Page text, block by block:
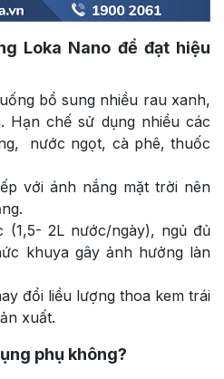
Loka Nano để đạt hiệu
bổ sung nhiều rau xanh,
Hạn chế sử dụng nhiều các
nước ngọt, cà phê, thuốc
với ánh nắng mặt trời nên
(1,5- 2L nước/ngày), ngủ đủ
khuya gây ảnh hưởng làn
đổi liều lượng thoa kem trái
xuất.
phụ không?